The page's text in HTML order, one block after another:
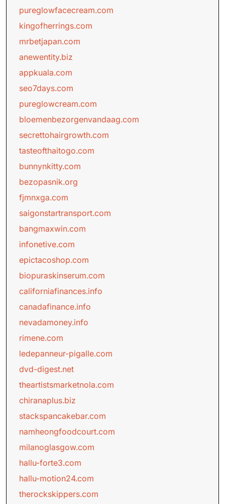
pureglowfacecream.com
kingofherrings.com
mrbetjapan.com
anewentity.biz
appkuala.com
seo7days.com
pureglowcream.com
bloemenbezorgenvandaag.com
secrettohairgrowth.com
tasteofthaitogo.com
bunnynkitty.com
bezopasnik.org
fjmnxga.com
saigonstartransport.com
bangmaxwin.com
infonetive.com
epictacoshop.com
biopuraskinserum.com
californiafinances.info
canadafinance.info
nevadamoney.info
rimene.com
ledepanneur-pigalle.com
dvd-digest.net
theartistsmarketnola.com
chiranaplus.biz
stackspancakebar.com
namheongfoodcourt.com
milanoglasgow.com
hallu-forte3.com
hallu-motion24.com
therockskippers.com